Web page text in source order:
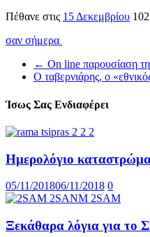
Πέθανε στις 15 Δεκεμβρίου
σαν σήμερα
← On line παρουσίαση
Ο ταβερνιάρης, ο
Ίσως Σας Ενδιαφέρει
Ημερολόγιο
05/11/201806/11/2018 0
Ξεκάθαρα λόγια για το